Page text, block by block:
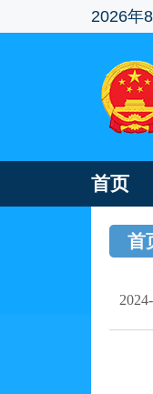
2026年
首页
首